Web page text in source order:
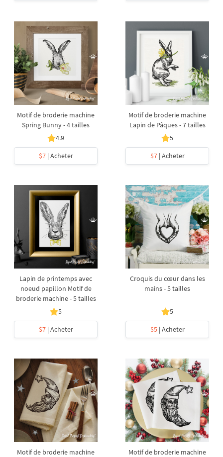
Motif de broderie machine
Spring Bunny - 4 tailles
4.9
$7| Acheter
Motif de broderie machine
Lapin de Pâques - 7 tailles
5
$7| Acheter
Lapin de printemps avec
noeud papillon Motif de
broderie machine - 5 tailles
5
$7| Acheter
Croquis du cœur dans les
mains - 5 tailles
5
$5| Acheter
Motif de broderie machine
Motif de broderie machine